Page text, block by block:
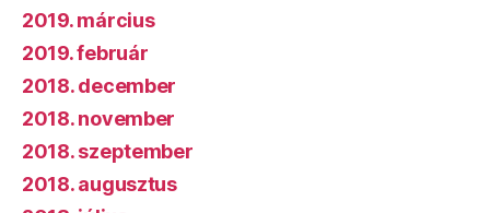
2019. március
2019. február
2018. december
2018. november
2018. szeptember
2018. augusztus